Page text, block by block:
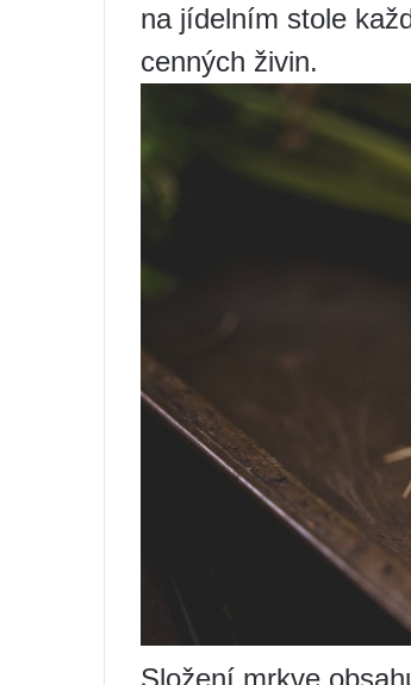
na jídelním stole
cenných živin.
Složení mrkve